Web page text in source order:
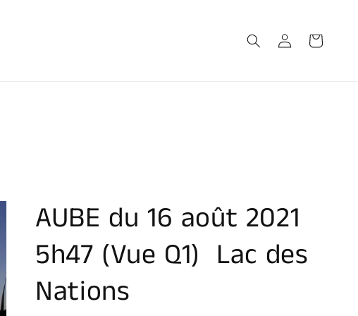
Connexion Panier
AUBE du 16 août 2021
5h47 (Vue Q1) Lac des
Nations